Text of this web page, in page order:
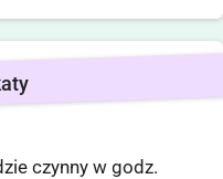
czynny w godz.